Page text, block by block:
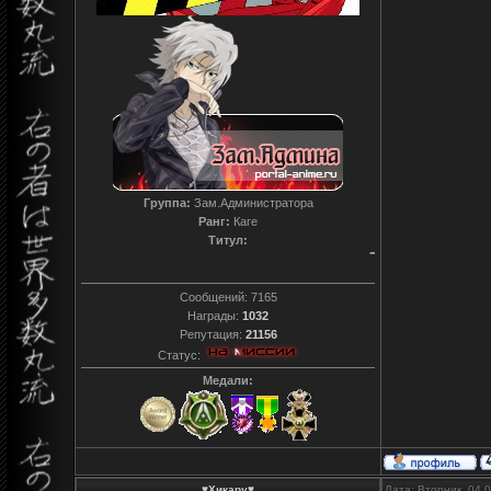
Группа: Зам.Администратора
Ранг: Каге
Титул:
T0reador xD
Сообщений: 7165
Награды: 1032
Репутация: 21156
Статус:
Медали: